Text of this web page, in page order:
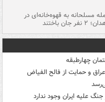
مسلحانه به قهوه‌خانه‌ای در
نفر جان باختند
چهارطبقه
و حمایت از فالح الفیاض
علیه ایران وجود ندارد